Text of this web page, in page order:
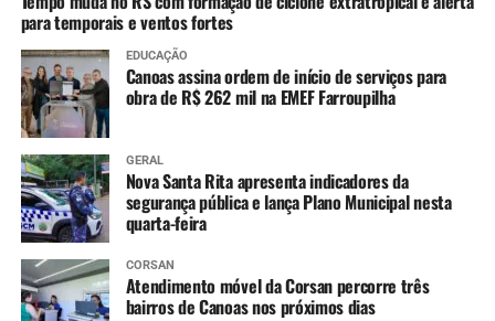
para temporais e ventos fortes
EDUCAÇÃO
Canoas assina ordem de início de serviços para
obra de R$ 262 mil na EMEF Farroupilha
GERAL
Nova Santa Rita apresenta indicadores da
segurança pública e lança Plano Municipal nesta
quarta-feira
CORSAN
Atendimento móvel da Corsan percorre três
bairros de Canoas nos próximos dias